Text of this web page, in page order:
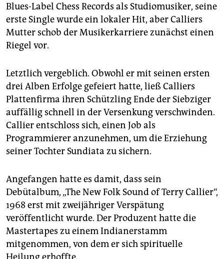
Blues-Label Chess Records als Studiomusiker, seine
erste Single wurde ein lokaler Hit, aber Calliers
Mutter schob der Musikerkarriere zunächst einen
Riegel vor.
Letztlich vergeblich. Obwohl er mit seinen ersten
drei Alben Erfolge gefeiert hatte, ließ Calliers
Plattenfirma ihren Schützling Ende der Siebziger
auffällig schnell in der Versenkung verschwinden.
Callier entschloss sich, einen Job als
Programmierer anzunehmen, um die Erziehung
seiner Tochter Sundiata zu sichern.
Angefangen hatte es damit, dass sein
Debütalbum, „The New Folk Sound of Terry Callier“,
1968 erst mit zweijähriger Verspätung
veröffentlicht wurde. Der Produzent hatte die
Mastertapes zu einem Indianerstamm
mitgenommen, von dem er sich spirituelle